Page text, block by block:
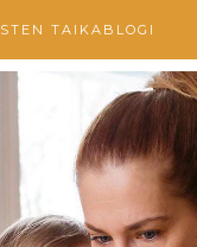
TAIKABLOGI